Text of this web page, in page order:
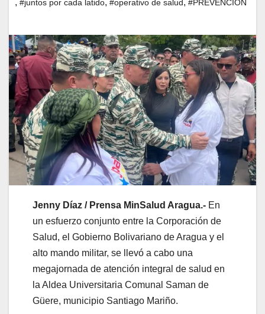
#juntos por cada latido #operativo de salud #PREVENCION
Jenny Díaz / Prensa MinSalud Aragua.- En
un esfuerzo conjunto entre la Corporación de
Salud, el Gobierno Bolivariano de Aragua y el
alto mando militar, se llevó a cabo una
megajornada de atención integral de salud en
la Aldea Universitaria Comunal Saman de
Güere, municipio Santiago Mariño.